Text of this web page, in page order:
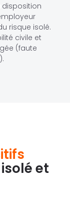
disposition
risque isolé.
civile et
(faute
et